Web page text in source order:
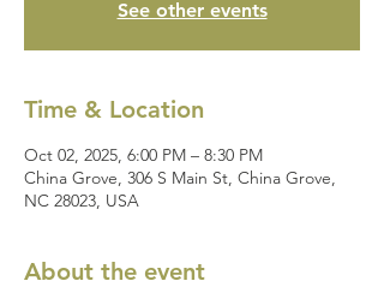
See other events
Time & Location
Oct 02, 2025, 6:00 PM – 8:30 PM
China Grove, 306 S Main St, China Grove,
NC 28023, USA
About the event